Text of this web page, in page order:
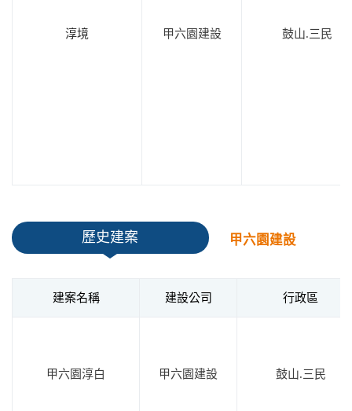
淳境 甲六園建設 鼓山.三民
歷史建案 甲六園建設
建案名稱 建設公司 行政區
甲六園淳白 甲六園建設 鼓山.三民